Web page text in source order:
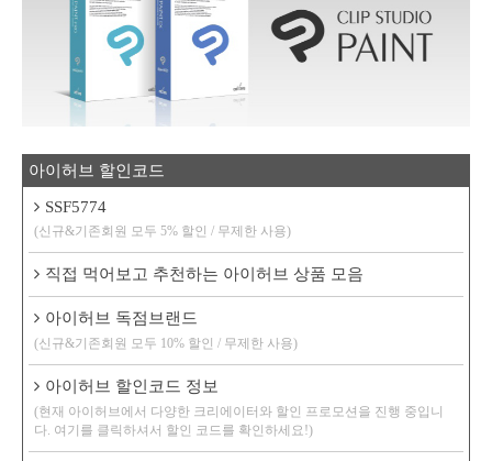
아이허브 할인코드
SSF5774
(신규&기존회원 모두 5% 할인 / 무제한 사용)
직접 먹어보고 추천하는 아이허브 상품 모음
아이허브 독점브랜드
(신규&기존회원 모두 10% 할인 / 무제한 사용)
아이허브 할인코드 정보
(현재 아이허브에서 다양한 크리에이터와 할인 프로모션을 진행 중입니
다. 여기를 클릭하셔서 할인 코드를 확인하세요!)